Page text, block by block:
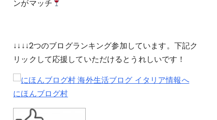
ンがマッチ
↓↓↓↓2つのブログランキング参加しています。下記ク
リックして応援していただけるとうれしいです！
にほんブログ村